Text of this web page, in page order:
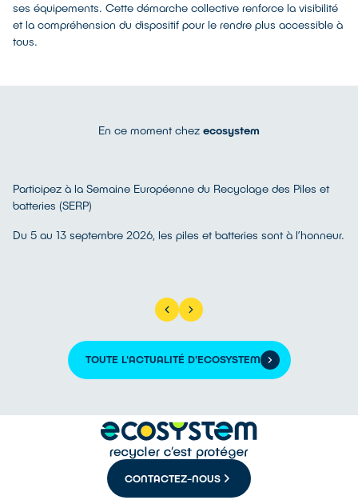
ses équipements. Cette démarche collective renforce la visibilité
et la compréhension du dispositif pour le rendre plus accessible à
tous.
En ce moment chez ecosystem
Participez à la Semaine Européenne du Recyclage des Piles et
batteries (SERP)
Du 5 au 13 septembre 2026, les piles et batteries sont à l’honneur.
TOUTE L'ACTUALITÉ D'ECOSYSTEM
CONTACTEZ-NOUS